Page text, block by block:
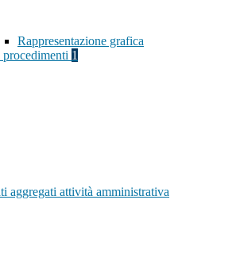
Rappresentazione grafica
1
aggregati attività amministrativa